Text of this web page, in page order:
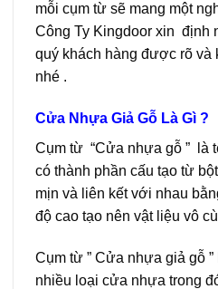
mỗi cụm từ sẽ mang một
Công Ty Kingdoor xin định
quý khách hàng được rõ và
nhé .
Cửa Nhựa Giả Gỗ Là Gì ?
Cụm từ “Cửa nhựa gỗ ” là
có thành phần cấu tạo từ
mịn và liên kết với nhau
độ cao tạo nên vật liệu vô
Cụm từ ” Cửa nhựa giả gỗ
nhiều loại cửa nhựa trong